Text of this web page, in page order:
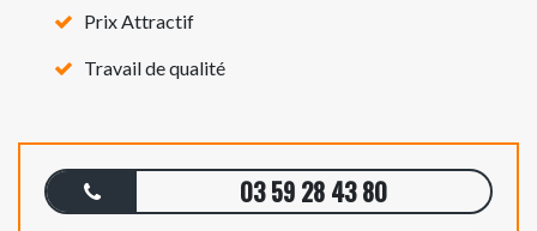
Prix Attractif
Travail de qualité
03 59 28 43 80